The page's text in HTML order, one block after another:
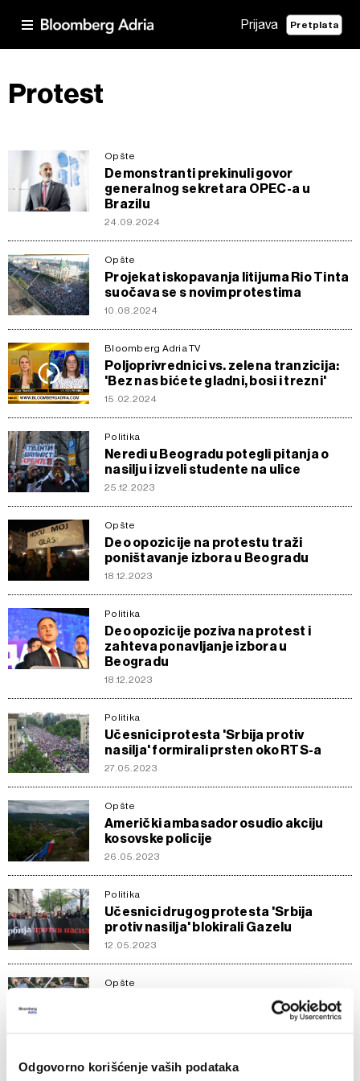
Odgovorno korišćenje vaših podataka
Prijava Pretplata
Protest
Opšte
Demonstranti prekinuli govor
generalnog sekretara OPEC-a u
Brazilu
24.09.2024
Opšte
Projekat iskopavanja litijuma Rio Tinta
suočava se s novim protestima
10.08.2024
Bloomberg Adria TV
Poljoprivrednici vs. zelena tranzicija:
'Bez nas bićete gladni, bosi i trezni'
15.02.2024
Politika
Neredi u Beogradu potegli pitanja o
nasilju i izveli studente na ulice
25.12.2023
Opšte
Deo opozicije na protestu traži
poništavanje izbora u Beogradu
18.12.2023
Politika
Deo opozicije poziva na protest i
zahteva ponavljanje izbora u
Beogradu
18.12.2023
Politika
Učesnici protesta 'Srbija protiv
nasilja' formirali prsten oko RTS-a
27.05.2023
Opšte
Američki ambasador osudio akciju
kosovske policije
26.05.2023
Politika
Učesnici drugog protesta 'Srbija
protiv nasilja' blokirali Gazelu
12.05.2023
Opšte
Pet stvari koje treba znati ovog jutra:
Obeležavaju se Dan pobede i Dan
Evrope